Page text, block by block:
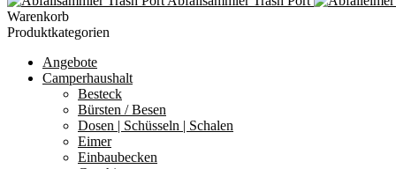
Warenkorb
Produktkategorien
Angebote
Camperhaushalt
Besteck
Bürsten / Besen
Dosen | Schüsseln | Schalen
Eimer
Einbaubecken